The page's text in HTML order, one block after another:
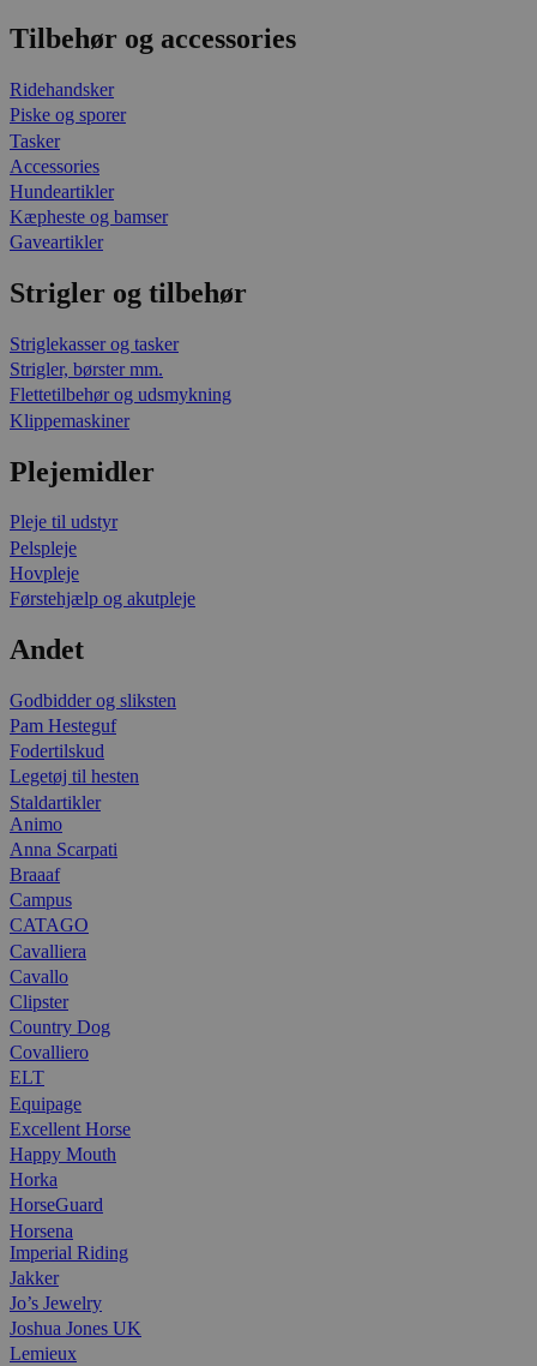
Tilbehør og accessories
Ridehandsker
Piske og sporer
Tasker
Accessories
Hundeartikler
Kæpheste og bamser
Gaveartikler
Strigler og tilbehør
Striglekasser og tasker
Strigler, børster mm.
Flettetilbehør og udsmykning
Klippemaskiner
Plejemidler
Pleje til udstyr
Pelspleje
Hovpleje
Førstehjælp og akutpleje
Andet
Godbidder og sliksten
Pam Hesteguf
Fodertilskud
Legetøj til hesten
Staldartikler
Animo
Anna Scarpati
Braaaf
Campus
CATAGO
Cavalliera
Cavallo
Clipster
Country Dog
Covalliero
ELT
Equipage
Excellent Horse
Happy Mouth
Horka
HorseGuard
Horsena
Imperial Riding
Jakker
Jo’s Jewelry
Joshua Jones UK
Lemieux